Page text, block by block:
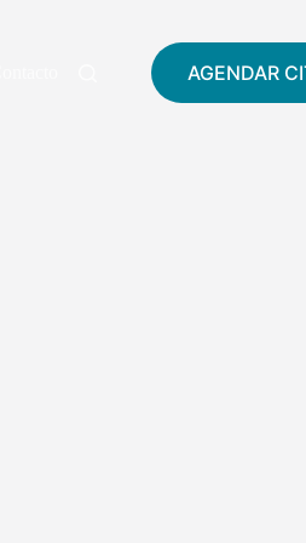
AGENDAR